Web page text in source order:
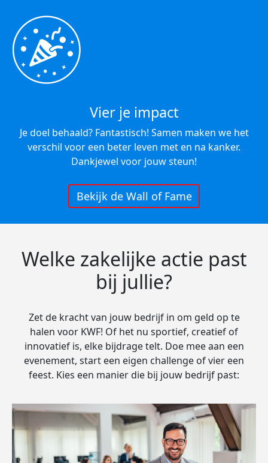
Vier je impact
Je doel behaald? Fantastisch! Samen maken we het
verschil voor een beter leven met en na kanker.
Dankjewel voor jouw steun!
Bekijk de Wall of Fame
Welke zakelijke actie past
bij jullie?
Zet de kracht van jouw bedrijf in om geld op te
halen voor KWF! Of het nu sportief, creatief of
innovatief is, elke bijdrage telt. Doe mee aan een
evenement, start een eigen challenge of vier een
feest. Kies een manier die bij jouw bedrijf past: